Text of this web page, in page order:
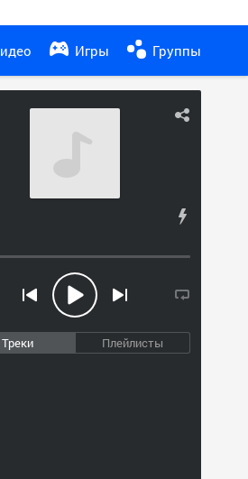
Игры Группы
Треки Плейлисты